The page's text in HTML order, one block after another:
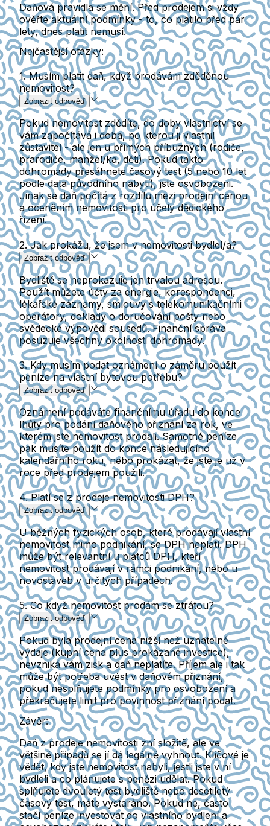
Daňová pravidla se mění.Před prodejem si vždy
ověřte aktuální podmínky - to, co platilo před pár
lety, dnes platit nemusí.
Nejčastější otázky:
1. Musím platit daň, když prodávám zděděnou
nemovitost?
Zobrazit odpověď
Pokud nemovitost zdědíte, do doby vlastnictví se
vám započítává i doba, po kterou ji vlastnil
zůstavitel - ale jen u přímých příbuzných (rodiče,
prarodiče, manžel/ka, děti). Pokud takto
dohromady přesáhnete časový test (5 nebo 10 let
podle data původního nabytí), jste osvobozeni.
Jinak se daň počítá z rozdílu mezi prodejní cenou
a oceněním nemovitosti pro účely dědického
řízení.
2. Jak prokážu, že jsem v nemovitosti bydlel/a?
Zobrazit odpověď
Bydliště se neprokazuje jen trvalou adresou.
Použít můžete účty za energie, korespondenci,
lékařské záznamy, smlouvy s telekomunikačními
operátory, doklady o doručování pošty nebo
svědecké výpovědi sousedů. Finanční správa
posuzuje všechny okolnosti dohromady.
3. Kdy musím podat oznámení o záměru použít
peníze na vlastní bytovou potřebu?
Zobrazit odpověď
Oznámení podáváte finančnímu úřadu do konce
lhůty pro podání daňového přiznání za rok, ve
kterém jste nemovitost prodali. Samotné peníze
pak musíte použít do konce následujícího
kalendářního roku, nebo prokázat, že jste je už v
roce před prodejem použili.
4. Platí se z prodeje nemovitosti DPH?
Zobrazit odpověď
U běžných fyzických osob, které prodávají vlastní
nemovitost mimo podnikání, se DPH neplatí. DPH
může být relevantní u plátců DPH, kteří
nemovitost prodávají v rámci podnikání, nebo u
novostaveb v určitých případech.
5. Co když nemovitost prodám se ztrátou?
Zobrazit odpověď
Pokud byla prodejní cena nižší než uznatelné
výdaje (kupní cena plus prokázané investice),
nevzniká vám zisk a daň neplatíte. Příjem ale i tak
může být potřeba uvést v daňovém přiznání,
pokud nesplňujete podmínky pro osvobození a
překračujete limit pro povinnost přiznání podat.
Závěr:
Daň z prodeje nemovitosti zní složitě, ale ve
většině případů se jí dá legálně vyhnout. Klíčové je
vědět, kdy jste nemovitost nabyli, jestli jste v ní
bydleli a co plánujete s penězi udělat. Pokud
splňujete dvouletý test bydliště nebo desetiletý
časový test, máte vystaráno. Pokud ne, často
stačí peníze investovat do vlastního bydlení a